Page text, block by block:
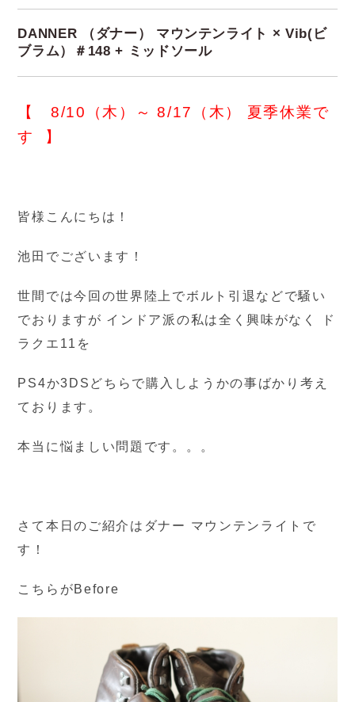
DANNER （ダナー） マウンテンライト × Vib(ビ
ブラム）＃148 + ミッドソール
【 8/10（木）～ 8/17（木） 夏季休業で
す 】
皆様こんにちは！
池田でございます！
世間では今回の世界陸上でボルト引退などで騒い
でおりますが インドア派の私は全く興味がなく ド
ラクエ11を
PS4か3DSどちらで購入しようかの事ばかり考え
ております。
本当に悩ましい問題です。。。
さて本日のご紹介はダナー マウンテンライトで
す！
こちらがBefore